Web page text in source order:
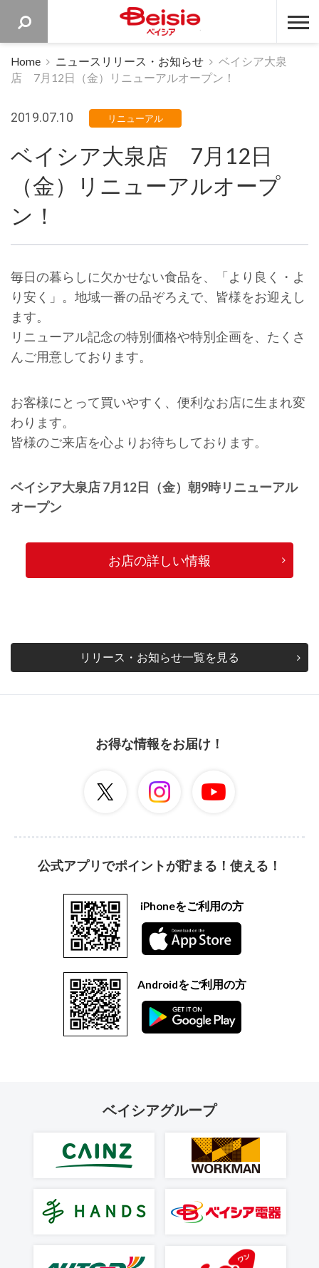
ベイシア
Home ニュースリリース・お知らせ
ベイシア大泉
店 7月12日（金）リニューアルオープン！
2019.07.10 リニューアル
ベイシア大泉店 7月12日
（金）リニューアルオープ
ン！
毎日の暮らしに欠かせない食品を、「より良く・よ
り安く」。地域一番の品ぞろえで、皆様をお迎えし
ます。
リニューアル記念の特別価格や特別企画を、たくさ
んご用意しております。
お客様にとって買いやすく、便利なお店に生まれ変
わります。
皆様のご来店を心よりお待ちしております。
ベイシア大泉店 7月12日（金）朝9時リニューアル
オープン
お店の詳しい情報
リリース・お知らせ一覧を見る
お得な情報をお届け！
公式アプリでポイントが貯まる！使える！
iPhoneをご利用の方
Androidをご利用の方
ベイシアグループ